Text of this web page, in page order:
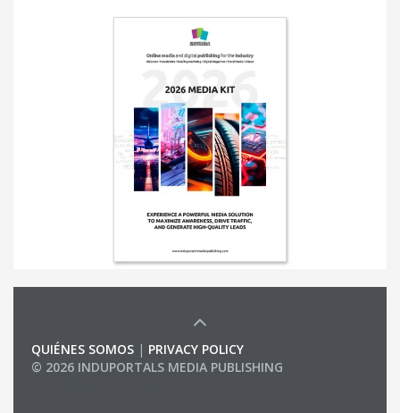
QUIÉNES SOMOS | PRIVACY POLICY
© 2026 INDUPORTALS MEDIA PUBLISHING